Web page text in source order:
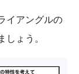
イアングルの
しょう。